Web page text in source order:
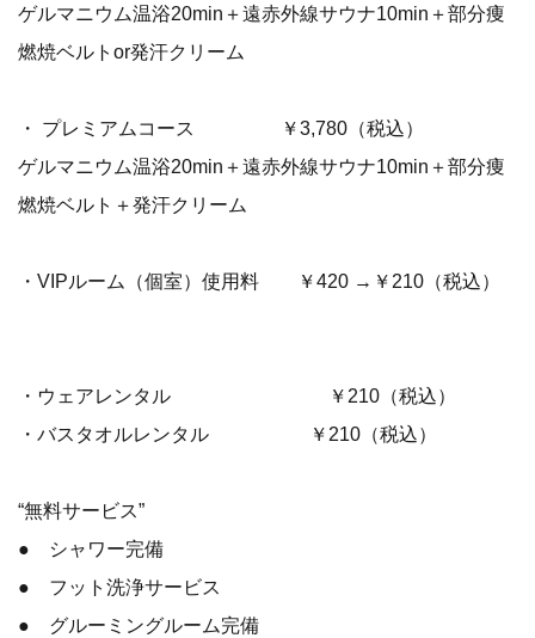
ゲルマニウム温浴20min＋遠赤外線サウナ10min＋部分痩
燃焼ベルトor発汗クリーム
・ プレミアムコース ￥3,780（税込）
ゲルマニウム温浴20min＋遠赤外線サウナ10min＋部分痩
燃焼ベルト＋発汗クリーム
・VIPルーム（個室）使用料 ￥420 →￥210（税込）
・ウェアレンタル ￥210（税込）
・バスタオルレンタル ￥210（税込）
“無料サービス”
● シャワー完備
● フット洗浄サービス
● グルーミングルーム完備